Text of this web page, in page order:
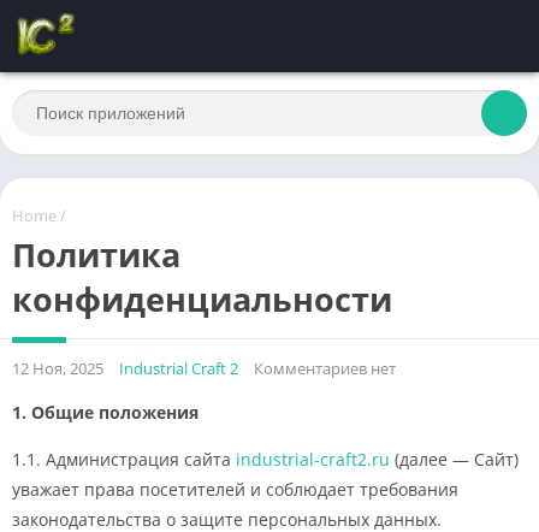
Home /
Политика
конфиденциальности
12 Ноя, 2025 Industrial Craft 2 Комментариев нет
1. Общие положения
1.1. Администрация сайта industrial-craft2.ru (далее — Сайт)
уважает права посетителей и соблюдает требования
законодательства о защите персональных данных.